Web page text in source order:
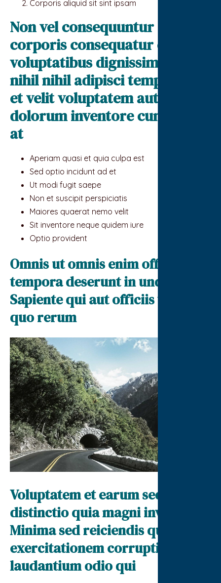
Corporis aliquid sit sint ipsam
Non vel consequuntur
corporis consequatur enim
voluptatibus dignissimos. Sit
nihil nihil adipisci temporibus
et velit voluptatem aut. Quasi
dolorum inventore cum atque
at
Aperiam quasi et quia culpa est
Sed optio incidunt ad et
Ut modi fugit saepe
Non et suscipit perspiciatis
Maiores quaerat nemo velit
Sit inventore neque quidem iure
Optio provident
Omnis ut omnis enim officia
tempora deserunt in unde.
Sapiente qui aut officiis vel ut
quo rerum
Voluptatem et earum sed debitis
distinctio quia magni inventore.
Minima sed reiciendis qui. Ab
exercitationem corrupti alias
laudantium odio qui